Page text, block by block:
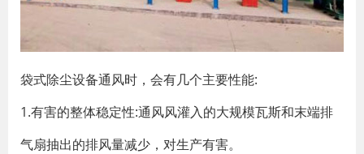
袋式除尘设备通风时，会有几个主要性能:
1.有害的整体稳定性:通风风灌入的大规模瓦斯和末端排
气扇抽出的排风量减少，对生产有害。